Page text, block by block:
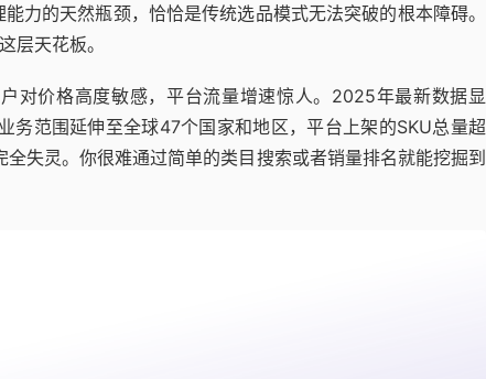
力的天然瓶颈，恰恰是传统选品模式无法突破的根本障碍。
层天花板。
对价格高度敏感，平台流量增速惊人。2025年最新数据显
务范围延伸至全球47个国家和地区，平台上架的SKU总量超
失灵。你很难通过简单的类目搜索或者销量排名就能挖掘到